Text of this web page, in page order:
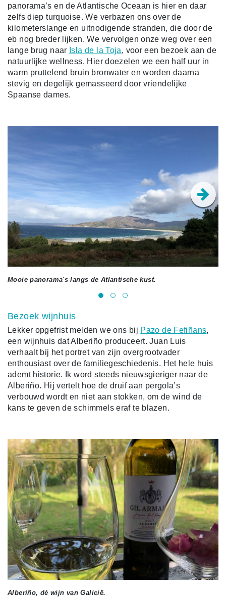
panorama’s en de Atlantische Oceaan is hier en daar
zelfs diep turquoise. We verbazen ons over de
kilometerslange en uitnodigende stranden, die door de
eb nog breder lijken. We vervolgen onze weg over een
lange brug naar Isla de la Toja, voor een bezoek aan de
natuurlijke wellness. Hier doezelen we een half uur in
warm pruttelend bruin bronwater en worden daarna
stevig en degelijk gemasseerd door vriendelijke
Spaanse dames.
Mooie panorama's langs de Atlantische kust.
Bezoek wijnhuis
Lekker opgefrist melden we ons bij Pazo de Fefiñans,
een wijnhuis dat Alberiño produceert. Juan Luis
verhaalt bij het portret van zijn overgrootvader
enthousiast over de familiegeschiedenis. Het hele huis
ademt historie. Ik word steeds nieuwsgieriger naar de
Alberiño. Hij vertelt hoe de druif aan pergola’s
verbouwd wordt en niet aan stokken, om de wind de
kans te geven de schimmels eraf te blazen.
Alberiño, dé wijn van Galicië.